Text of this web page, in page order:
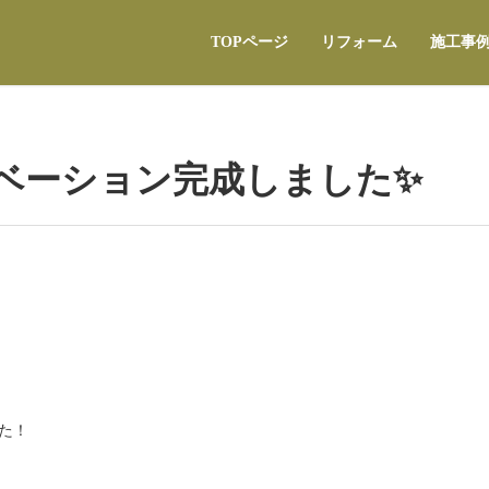
TOPページ リフォーム 施工事
ーション完成しました✨
！